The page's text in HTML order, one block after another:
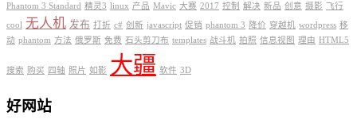
Phantom 3 Standard 精灵3 linux 产品 Mavic 大赛 2017 控制 解决 新品 创意 摄影 飞行
cool 无人机 发布 打折 c# 创新 javascript 促销 phantom 3 降价 穿越机 wordpress 移
动 phantom 方法 俄罗斯 免费 石头剪刀布 templates 战斗机 拍照 信息视图 理由 HTML5
搜索 购买 四轴 照片 如影 大疆 软件 3D
好网站